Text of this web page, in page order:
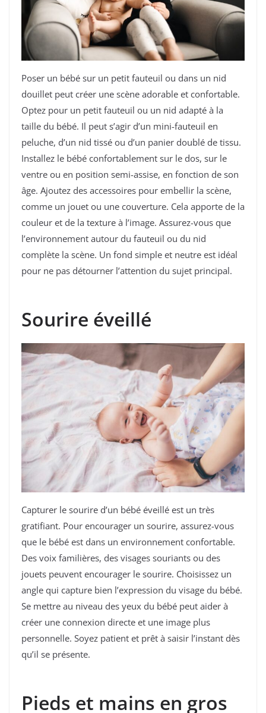
Poser un bébé sur un petit fauteuil ou dans un nid
douillet peut créer une scène adorable et confortable.
Optez pour un petit fauteuil ou un nid adapté à la
taille du bébé. Il peut s’agir d’un mini-fauteuil en
peluche, d’un nid tissé ou d’un panier doublé de tissu.
Installez le bébé confortablement sur le dos, sur le
ventre ou en position semi-assise, en fonction de son
âge. Ajoutez des accessoires pour embellir la scène,
comme un jouet ou une couverture. Cela apporte de la
couleur et de la texture à l’image. Assurez-vous que
l’environnement autour du fauteuil ou du nid
complète la scène. Un fond simple et neutre est idéal
pour ne pas détourner l’attention du sujet principal.
Sourire éveillé
Capturer le sourire d’un bébé éveillé est un très
gratifiant. Pour encourager un sourire, assurez-vous
que le bébé est dans un environnement confortable.
Des voix familières, des visages souriants ou des
jouets peuvent encourager le sourire. Choisissez un
angle qui capture bien l’expression du visage du bébé.
Se mettre au niveau des yeux du bébé peut aider à
créer une connexion directe et une image plus
personnelle. Soyez patient et prêt à saisir l’instant dès
qu’il se présente.
Pieds et mains en gros